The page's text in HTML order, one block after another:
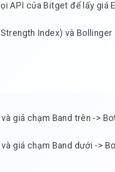
API của Bitget để lấy giá
Index) và
giá chạm Band trên ->
giá chạm Band dưới ->